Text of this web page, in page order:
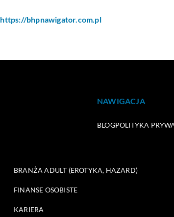
https://bhpnawigator.com.pl
NAWIGACJA
BLOGPOLITYKA
BRANŻA ADULT (EROTYKA, HAZARD)
FINANSE OSOBISTE
KARIERA